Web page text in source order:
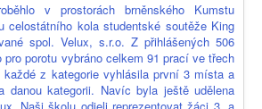
v prostorách brněnského Kumstu
celostátního kola studentské soutěže King
spol. Velux, s.r.o. Z přihlášených 506
porotu vybráno celkem 91 prací ve třech
z kategorie vyhlásila první 3 místa a
danou kategorii. Navíc byla ještě udělena